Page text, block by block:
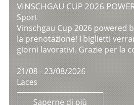
VINSCHGAU CUP 2026
Sport
Vinschgau Cup 2026 powered
la prenotazione! I biglietti
giorni lavorativi. Grazie per la
21/08 - 23/08/2026
Laces
Saperne di più